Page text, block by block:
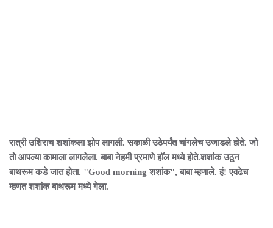
रात्री उशिराच शशांकला झोप लागली. सकाळी उठेपर्यंत चांगलेच उजाडले होते. जो
तो आपल्या कामाला लागलेला. बाबा नेहमी प्रमाणे हॉल मध्ये होते.शशांक उठून
बाथरूम कडे जात होता. "Good morning शशांक", बाबा म्हणाले. हं! एवढेच
म्हणत शशांक बाथरूम मध्ये गेला.